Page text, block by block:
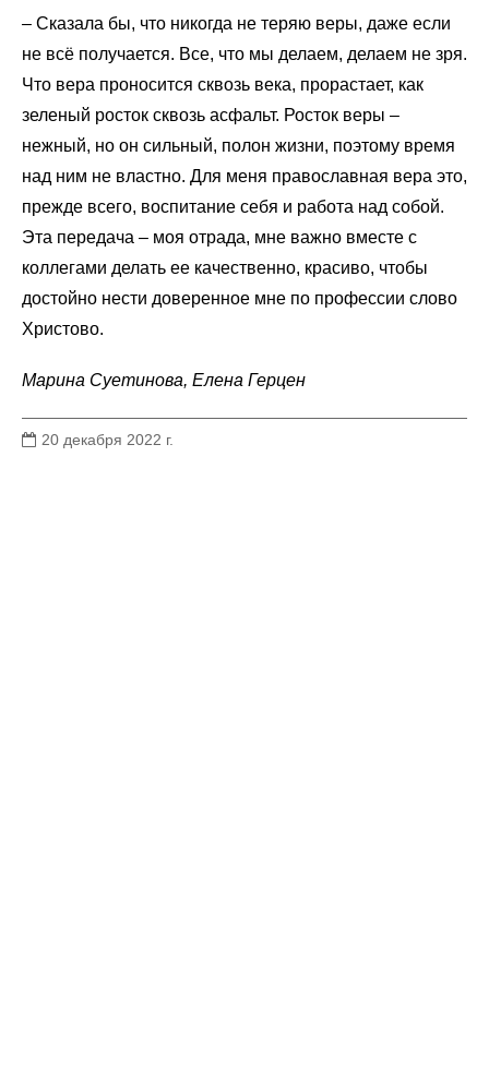
– Сказала бы, что никогда не теряю веры, даже если
не всё получается. Все, что мы делаем, делаем не зря.
Что вера проносится сквозь века, прорастает, как
зеленый росток сквозь асфальт. Росток веры –
нежный, но он сильный, полон жизни, поэтому время
над ним не властно. Для меня православная вера это,
прежде всего, воспитание себя и работа над собой.
Эта передача – моя отрада, мне важно вместе с
коллегами делать ее качественно, красиво, чтобы
достойно нести доверенное мне по профессии слово
Христово.
Марина Суетинова, Елена Герцен
20 декабря 2022 г.